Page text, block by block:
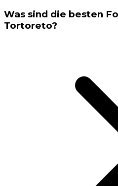
Was sind die besten
Tortoreto?